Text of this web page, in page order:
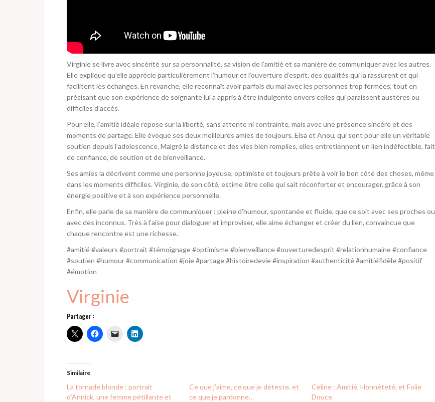
Virginie se livre avec sincérité sur sa personnalité, sa vision de l’amitié et sa manière de communiquer avec les autres.
Elle explique qu’elle apprécie particulièrement l’humour et l’ouverture d’esprit, des qualités qui la rassurent et qui
facilitent les échanges. En revanche, elle reconnaît avoir parfois du mal avec les personnes trop fermées, tout en
précisant que son expérience de soignante lui a appris à être indulgente envers celles qui paraissent austères ou
difficiles d’accès.
Pour elle, l’amitié idéale repose sur la liberté, sans attente ni contrainte, mais avec une présence sincère et des
moments de partage. Elle évoque ses deux meilleures amies de toujours, Elsa et Anou, qui sont pour elle un véritable
soutien depuis l’adolescence. Malgré la distance et des vies bien remplies, elles entretiennent un lien indéfectible, fait
de confiance, de soutien et de bienveillance.
Ses amies la décrivent comme une personne joyeuse, optimiste et toujours prête à voir le bon côté des choses, même
dans les moments difficiles. Virginie, de son côté, estime être celle qui sait réconforter et encourager, grâce à son
énergie positive et à son expérience personnelle.
Enfin, elle parle de sa manière de communiquer : pleine d’humour, spontanée et fluide, que ce soit avec ses proches ou
avec des inconnus. Très à l’aise pour dialoguer et improviser, elle aime échanger et créer du lien, convaincue que
chaque rencontre est une richesse.
#amitié #valeurs #portrait #témoignage #optimisme #bienveillance #ouverturedesprit #relationhumaine #confiance
#soutien #humour #communication #joie #partage #histoiredevie #inspiration #authenticité #amitiéfidèle #positif
#émotion
Virginie
Partager :
Similaire
La tornade blonde : portrait
d’Annick, une femme pétillante et
Ce que j’aime, ce que je déteste, et
ce que je pardonne…
Celine : Amitié, Honnêteté, et Folie
Douce